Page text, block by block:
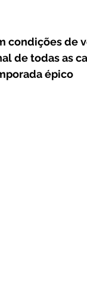
condições de
de todas as
épico